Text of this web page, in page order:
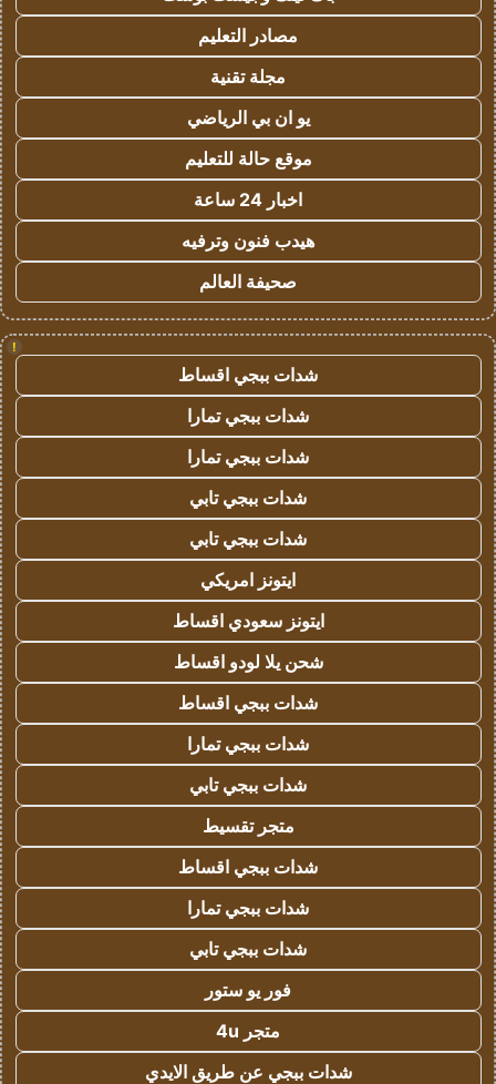
مصادر التعليم
مجلة تقنية
يو ان بي الرياضي
موقع حالة للتعليم
اخبار 24 ساعة
هيدب فنون وترفيه
صحيفة العالم
!
شدات ببجي اقساط
شدات ببجي تمارا
شدات ببجي تمارا
شدات ببجي تابي
شدات ببجي تابي
ايتونز امريكي
ايتونز سعودي اقساط
شحن يلا لودو اقساط
شدات ببجي اقساط
شدات ببجي تمارا
شدات ببجي تابي
متجر تقسيط
شدات ببجي اقساط
شدات ببجي تمارا
شدات ببجي تابي
فور يو ستور
متجر 4u
شدات ببجي عن طريق الايدي